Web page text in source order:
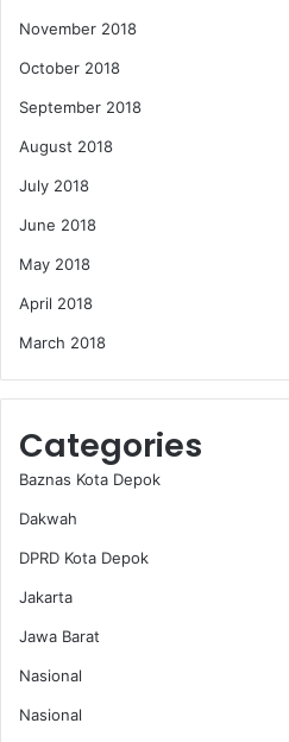
November 2018
October 2018
September 2018
August 2018
July 2018
June 2018
May 2018
April 2018
March 2018
Categories
Baznas Kota Depok
Dakwah
DPRD Kota Depok
Jakarta
Jawa Barat
Nasional
Nasional